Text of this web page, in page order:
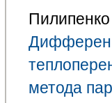
метода